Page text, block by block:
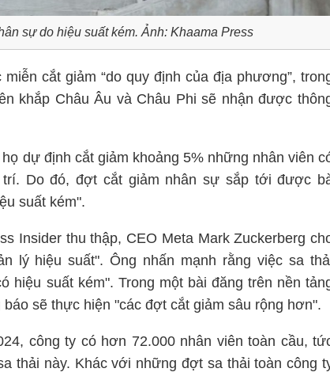
sự do hiệu suất kém. Ảnh: Khaama Press
cắt giảm “do quy định của địa phương”,
khắp Châu Âu và Châu Phi sẽ nhận được
dự định cắt giảm khoảng 5% những nhân viên
Do đó, đợt cắt giảm nhân sự sắp tới được
suất kém".
Insider thu thập, CEO Meta Mark Zuckerberg
lý hiệu suất". Ông nhấn mạnh rằng việc sa
hiệu suất kém". Trong một bài đăng trên nền
sẽ thực hiện "các đợt cắt giảm sâu rộng hơn".
công ty có hơn 72.000 nhân viên toàn cầu,
thải này. Khác với những đợt sa thải toàn công